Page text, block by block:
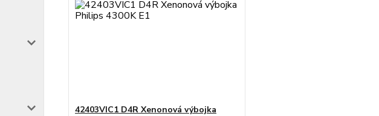
42403VIC1 D4R Xenonová výbojka